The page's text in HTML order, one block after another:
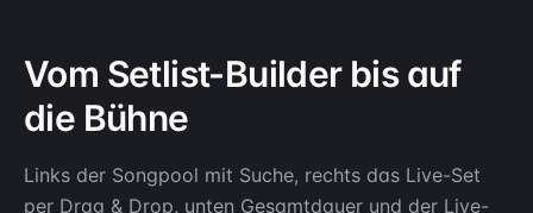
Vom Setlist-Builder bis auf
die Bühne
Links der Songpool mit Suche, rechts das Live-Set
per Drag & Drop, unten Gesamtdauer und der Live-